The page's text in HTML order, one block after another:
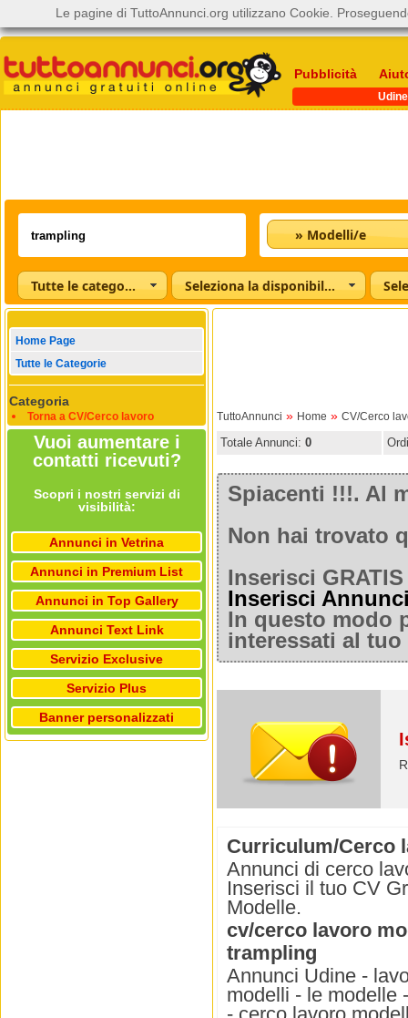
Pubblicità
Udine
» Modelli/e
Tutte le categorie Seleziona la disponibilità
Home Page
Tutte le Categorie
Categoria
Torna a CV/Cerco lavoro
Vuoi aumentare i
contatti ricevuti?
Scopri i nostri servizi di
visibilità:
Annunci in Vetrina
Annunci in Premium List
Annunci in Top Gallery
Annunci Text Link
Servizio Exclusive
Servizio Plus
Banner personalizzati
TuttoAnnunci » Home » CV/Cerco
Totale Annunci: 0
Spiacenti !!!. Al
Non hai trovato
Inserisci
Inserisci
In questo modo
interessati al
Curriculum/Cerco
Annunci di cerco
Inserisci il tuo CV
Modelle.
cv/cerco lavoro
trampling
Annunci Udine -
modelli - le modelle
Le pagine di TuttoAnnunci.org utilizzano Cookie.